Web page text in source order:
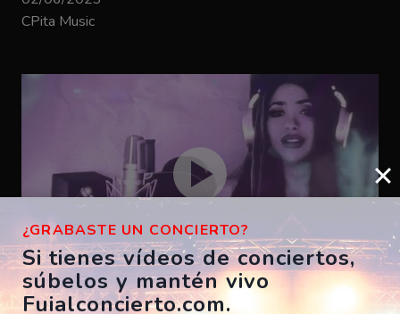
CPita Music
Bizarrap – SHAKIRA BZRP #53
¿GRABASTE UN CONCIERTO?
Si tienes vídeos de conciertos,
súbelos y mantén vivo
Fuialconcierto.com.